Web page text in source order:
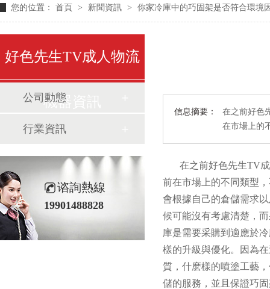
您的位置： 首頁 > 新聞資訊 > 你家冷庫中的巧固架是否符合環境
信息摘要：
在之前好色
在市場上的不
在之前好色先生TV成
前在市場上的不同類型，
會根據自己的倉儲需求
候可能沒有考慮清楚，
庫是需要采購到適應於冷
樣的升級與優化。因
質，什麽樣的噴塗工
儲的服務，並且保證
好色先生TV成人物流
機器資訊
公司動態
行業資訊
谘詢熱線
19901488828